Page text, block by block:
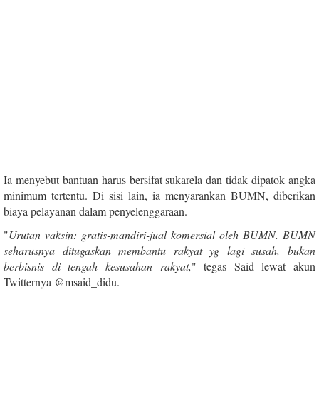
Ia menyebut bantuan harus bersifat sukarela dan tidak dipatok angka
minimum tertentu. Di sisi lain, ia menyarankan BUMN, diberikan
biaya pelayanan dalam penyelenggaraan.
"Urutan vaksin: gratis-mandiri-jual komersial oleh BUMN. BUMN
seharusnya ditugaskan membantu rakyat yg lagi susah, bukan
berbisnis di tengah kesusahan rakyat," tegas Said lewat akun
Twitternya @msaid_didu.